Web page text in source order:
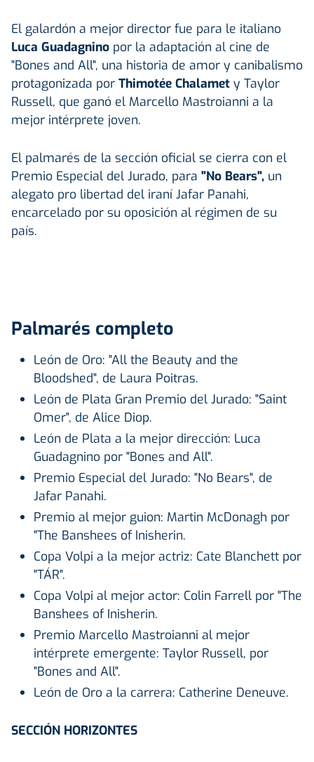
El galardón a mejor director fue para le italiano
Luca Guadagnino por la adaptación al cine de
"Bones and All", una historia de amor y canibalismo
protagonizada por Thimotée Chalamet y Taylor
Russell, que ganó el Marcello Mastroianni a la
mejor intérprete joven.
El palmarés de la sección oficial se cierra con el
Premio Especial del Jurado, para "No Bears", un
alegato pro libertad del iraní Jafar Panahi,
encarcelado por su oposición al régimen de su
país.
Palmarés completo
León de Oro: "All the Beauty and the
Bloodshed", de Laura Poitras.
León de Plata Gran Premio del Jurado: "Saint
Omer", de Alice Diop.
León de Plata a la mejor dirección: Luca
Guadagnino por "Bones and All".
Premio Especial del Jurado: "No Bears", de
Jafar Panahi.
Premio al mejor guion: Martin McDonagh por
"The Banshees of Inisherin.
Copa Volpi a la mejor actriz: Cate Blanchett por
"TÁR".
Copa Volpi al mejor actor: Colin Farrell por "The
Banshees of Inisherin.
Premio Marcello Mastroianni al mejor
intérprete emergente: Taylor Russell, por
"Bones and All".
León de Oro a la carrera: Catherine Deneuve.
SECCIÓN HORIZONTES